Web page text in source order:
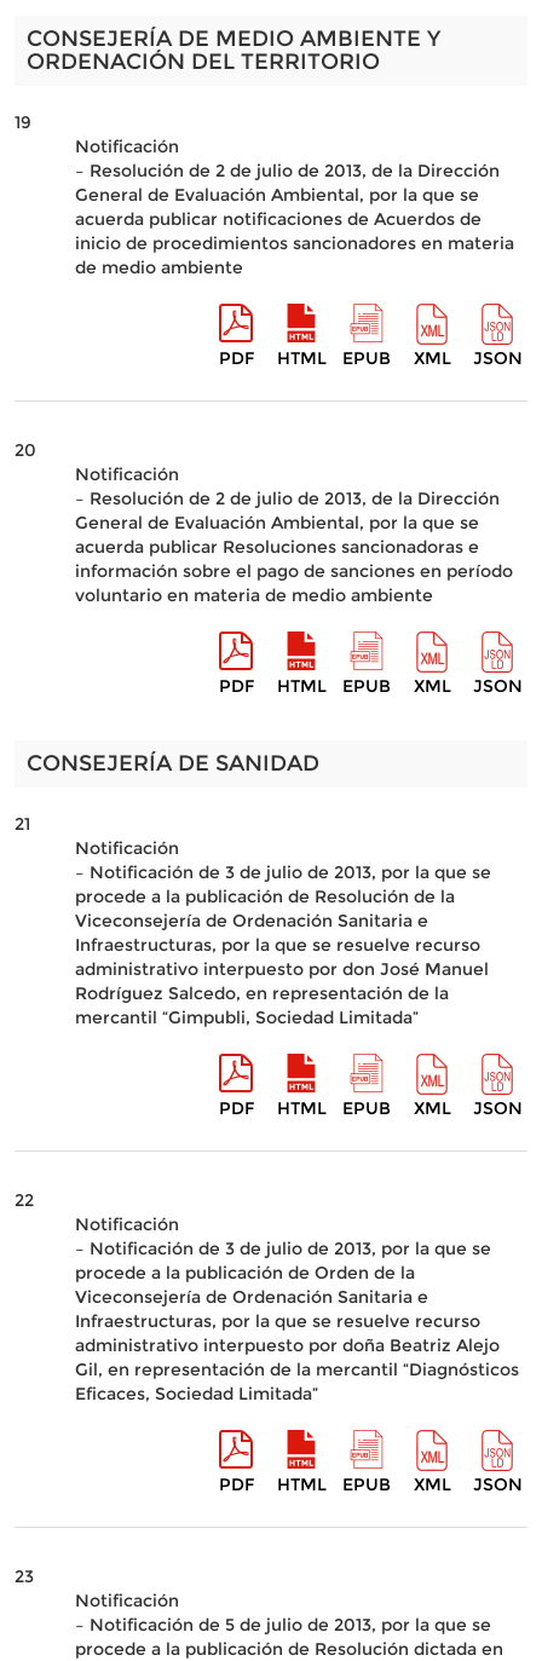
CONSEJERÍA DE MEDIO AMBIENTE Y
ORDENACIÓN DEL TERRITORIO
19
Notificación
– Resolución de 2 de julio de 2013, de la Dirección
General de Evaluación Ambiental, por la que se
acuerda publicar notificaciones de Acuerdos de
inicio de procedimientos sancionadores en materia
de medio ambiente
PDF HTML EPUB XML JSON
20
Notificación
– Resolución de 2 de julio de 2013, de la Dirección
General de Evaluación Ambiental, por la que se
acuerda publicar Resoluciones sancionadoras e
información sobre el pago de sanciones en período
voluntario en materia de medio ambiente
PDF HTML EPUB XML JSON
CONSEJERÍA DE SANIDAD
21
Notificación
– Notificación de 3 de julio de 2013, por la que se
procede a la publicación de Resolución de la
Viceconsejería de Ordenación Sanitaria e
Infraestructuras, por la que se resuelve recurso
administrativo interpuesto por don José Manuel
Rodríguez Salcedo, en representación de la
mercantil “Gimpubli, Sociedad Limitada”
PDF HTML EPUB XML JSON
22
Notificación
– Notificación de 3 de julio de 2013, por la que se
procede a la publicación de Orden de la
Viceconsejería de Ordenación Sanitaria e
Infraestructuras, por la que se resuelve recurso
administrativo interpuesto por doña Beatriz Alejo
Gil, en representación de la mercantil “Diagnósticos
Eficaces, Sociedad Limitada”
PDF HTML EPUB XML JSON
23
Notificación
– Notificación de 5 de julio de 2013, por la que se
procede a la publicación de Resolución dictada en